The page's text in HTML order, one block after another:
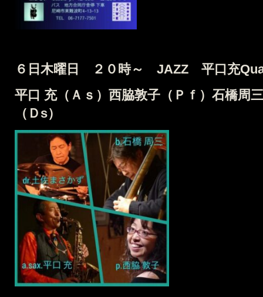
６日木曜日 ２０時～ JAZZ 平口充
平口 充（Ａｓ）西脇敦子（Ｐｆ）石橋周
（Ｄs）